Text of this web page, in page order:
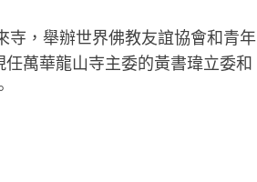
，舉辦世界佛教友誼協會和青年
萬華龍山寺主委的黃書瑋立委和